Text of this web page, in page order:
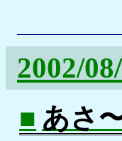
2002/
■ あさ